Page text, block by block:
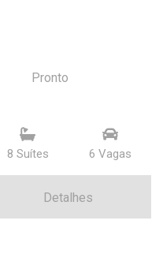
Pronto
8 Suí­tes 6 Vagas
Detalhes